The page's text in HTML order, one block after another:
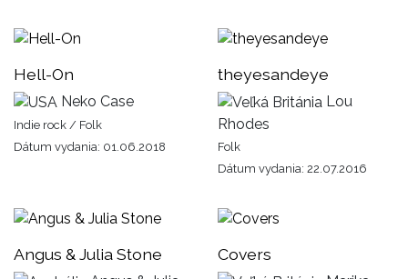
Hell-On
Neko Case
Indie rock / Folk
Dátum vydania: 01.06.2018
theyesandeye
Lou
Rhodes
Folk
Dátum vydania: 22.07.2016
Angus & Julia Stone Covers